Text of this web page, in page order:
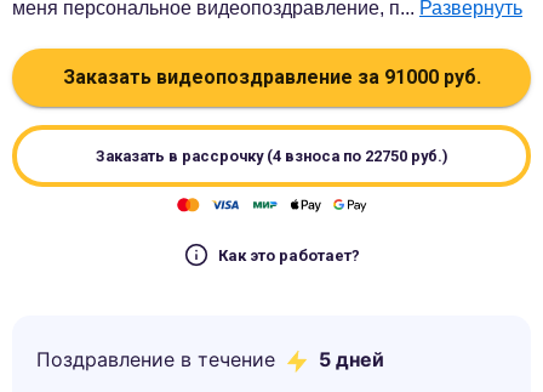
меня персональное видеопоздравление, п... Развернуть
Заказать видеопоздравление за 91000руб.
Заказать в рассрочку (4 взноса по 22750руб.)
Как это работает?
Поздравление в течение 5 дней